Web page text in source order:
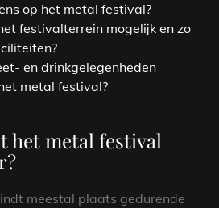
op het metal festival?
festivalterrein mogelijk en zo
en drinkgelegenheden
metal festival?
het metal festival
meestal plaats gedurende